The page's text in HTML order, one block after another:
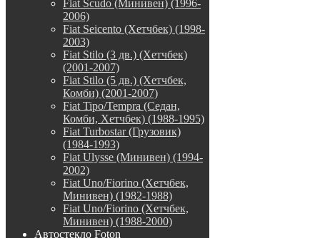
Fiat Scudo (Минивен) (1996-
2006)
Fiat Seicento (Хетчбек) (1998-
2003)
Fiat Stilo (3 дв.) (Хетчбек)
(2001-2007)
Fiat Stilo (5 дв.) (Хетчбек,
Комби) (2001-2007)
Fiat Tipo/Tempra (Седан,
Комби, Хетчбек) (1988-1995)
Fiat Turbostar (Грузовик)
(1984-1993)
Fiat Ulysse (Минивен) (1994-
2002)
Fiat Uno/Fiorino (Хетчбек,
Минивен) (1982-1988)
Fiat Uno/Fiorino (Хетчбек,
Минивен) (1988-2000)
Автостекло Foton